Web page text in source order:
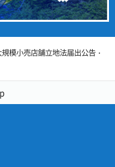
模小売店舗立地法届出公告・